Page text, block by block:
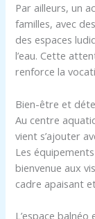
Par ailleurs, un
familles, avec
des espaces
l’eau. Cette
renforce la
Bien-être et
Au centre
vient s’ajouter
Les
bienvenue aux
cadre apaisant
L’espace